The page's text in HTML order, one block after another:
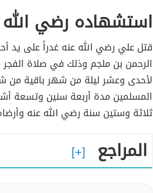
استشهاده رضي
قتل علي رضي الله عنه غدراً على يد
الرحمن بن ملجم وذلك في صلاة
لأحدى وعشر ليلة من شهر باقية من
المسلمين مدة أربعة سنين وتسعة
ثلاثة وستين سنة رضي الله عنه
المراجع